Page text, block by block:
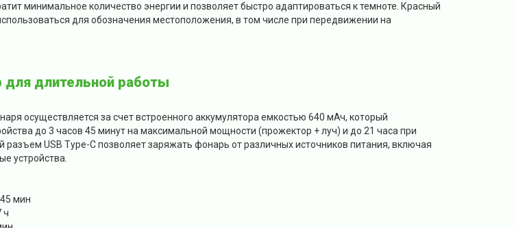
минимальное количество энергии и позволяет быстро адаптироваться к темноте. Красный
для обозначения местоположения, в том числе при передвижении на
для длительной работы
осуществляется за счет встроенного аккумулятора емкостью 640 мАч, который
до 3 часов 45 минут на максимальной мощности (прожектор + луч) и до 21 часа при
разъем USB Type-C позволяет заряжать фонарь от различных источников питания, включая
устройства.
мин
ч